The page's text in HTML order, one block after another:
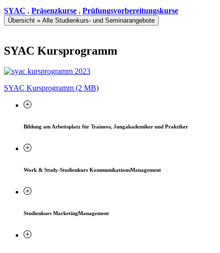
SYAC , Präsenzkurse , Prüfungsvorbereitungskurse
Übersicht » Alle Studienkurs- und Seminarangebote
SYAC Kursprogramm
SYAC Kursprogramm (2 MB)
Bildung am Arbeitsplatz für Trainees, Jungakademiker und Praktiker
Work & Study-Studienkurs KommunikationsManagement
Studienkurs MarketingManagement